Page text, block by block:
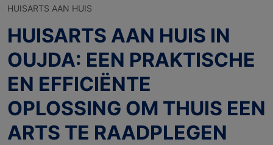
HUISARTS AAN HUIS
HUISARTS AAN HUIS IN
OUJDA: EEN PRAKTISCHE
EN EFFICIËNTE
OPLOSSING OM THUIS EEN
ARTS TE RAADPLEGEN